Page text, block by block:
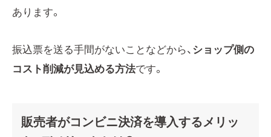
あります。
振込票を送る手間がないことなどから、 ショップ側の
コスト削減が見込める方法です。
販売者がコンビニ決済を導入するメリッ